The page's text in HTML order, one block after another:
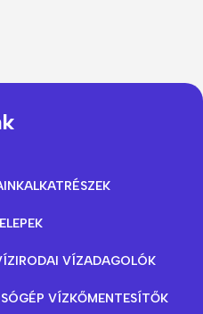
ALKATRÉSZEK
IRODAI VÍZADAGOLÓK
VÍZKŐMENTESÍTŐK